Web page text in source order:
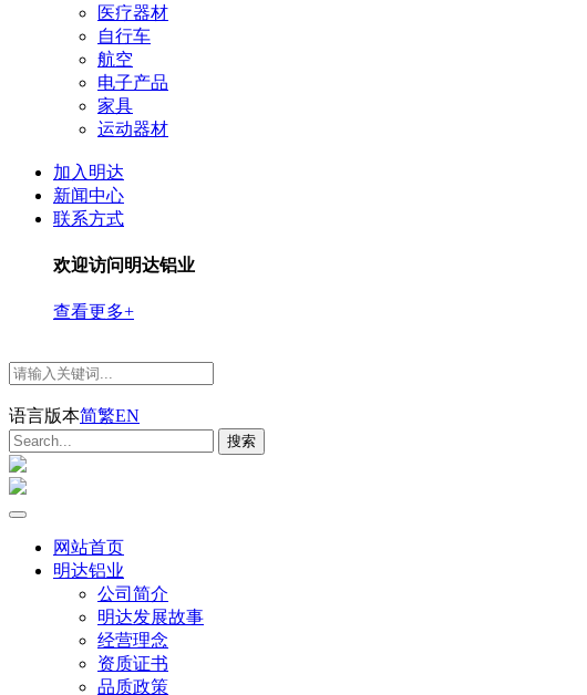
医疗器材
自行车
航空
电子产品
家具
运动器材
加入明达
新闻中心
联系方式
欢迎访问明达铝业
查看更多+
语言版本简繁EN
网站首页
明达铝业
公司简介
明达发展故事
经营理念
资质证书
品质政策